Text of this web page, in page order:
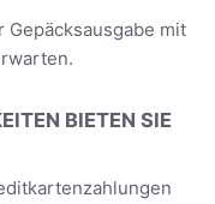
Gepäcksausgabe mit
BIETEN SIE